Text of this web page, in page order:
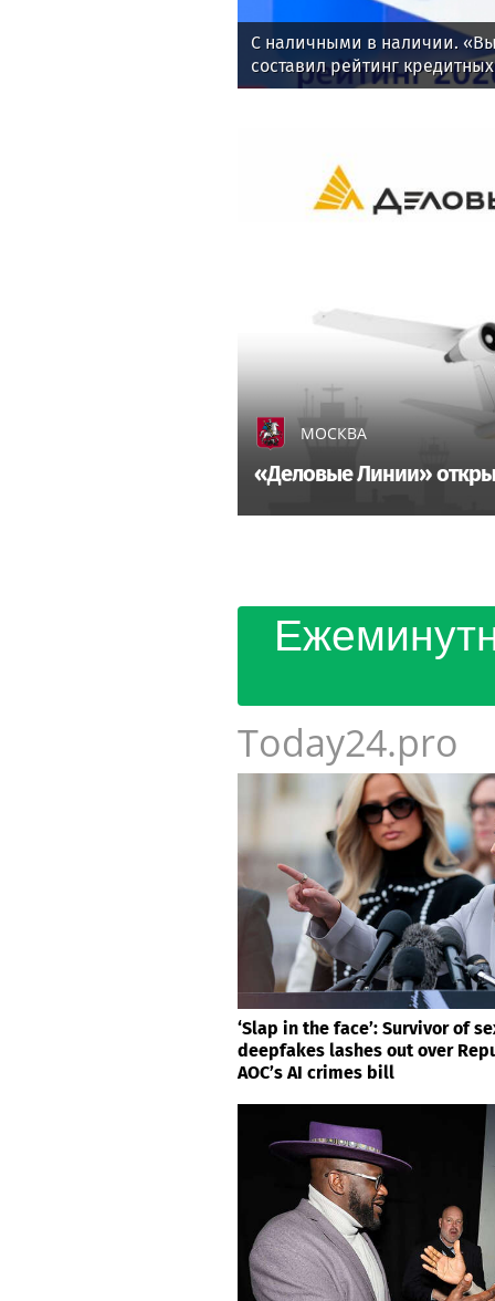
С наличными в наличии.
составил рейтинг
денег за июль 2026 года
МОСКВА
«Деловые Линии»
Today24.pro
‘Slap in the face’: Survivor of
deepfakes lashes out over
AOC’s AI crimes bill